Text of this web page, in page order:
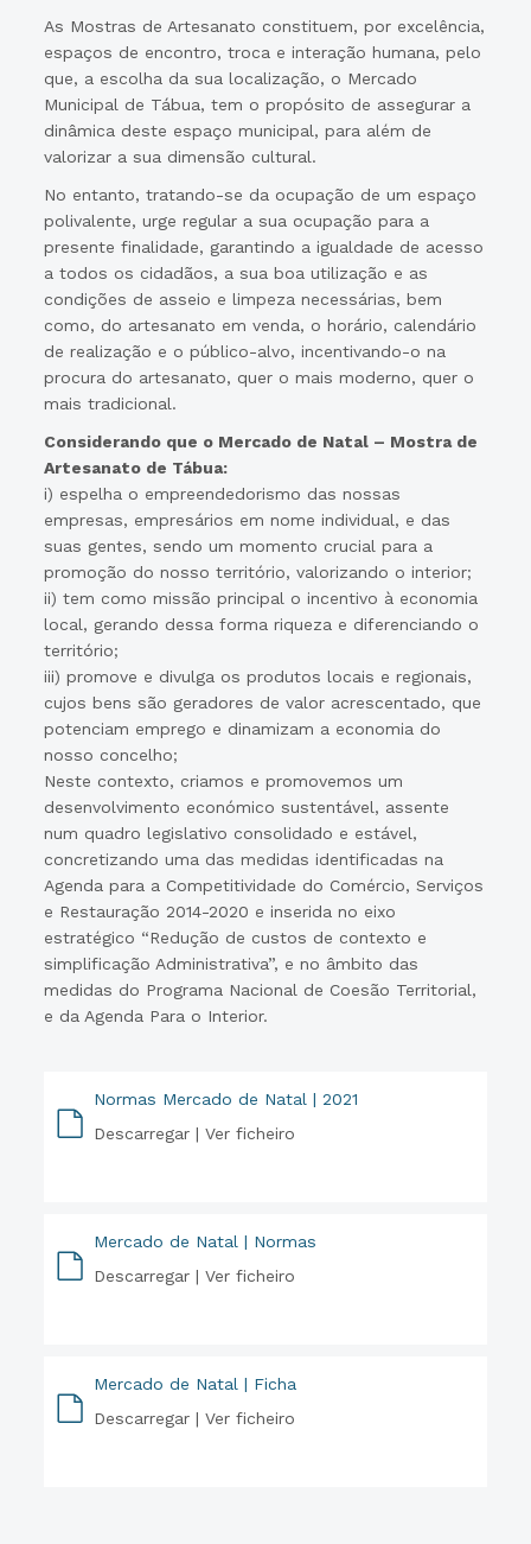
As Mostras de Artesanato constituem, por excelência,
espaços de encontro, troca e interação humana, pelo
que, a escolha da sua localização, o Mercado
Municipal de Tábua, tem o propósito de assegurar a
dinâmica deste espaço municipal, para além de
valorizar a sua dimensão cultural.
No entanto, tratando-se da ocupação de um espaço
polivalente, urge regular a sua ocupação para a
presente finalidade, garantindo a igualdade de acesso
a todos os cidadãos, a sua boa utilização e as
condições de asseio e limpeza necessárias, bem
como, do artesanato em venda, o horário, calendário
de realização e o público-alvo, incentivando-o na
procura do artesanato, quer o mais moderno, quer o
mais tradicional.
Considerando que o Mercado de Natal – Mostra de
Artesanato de Tábua:
i) espelha o empreendedorismo das nossas
empresas, empresários em nome individual, e das
suas gentes, sendo um momento crucial para a
promoção do nosso território, valorizando o interior;
ii) tem como missão principal o incentivo à economia
local, gerando dessa forma riqueza e diferenciando o
território;
iii) promove e divulga os produtos locais e regionais,
cujos bens são geradores de valor acrescentado, que
potenciam emprego e dinamizam a economia do
nosso concelho;
Neste contexto, criamos e promovemos um
desenvolvimento económico sustentável, assente
num quadro legislativo consolidado e estável,
concretizando uma das medidas identificadas na
Agenda para a Competitividade do Comércio, Serviços
e Restauração 2014-2020 e inserida no eixo
estratégico “Redução de custos de contexto e
simplificação Administrativa”, e no âmbito das
medidas do Programa Nacional de Coesão Territorial,
e da Agenda Para o Interior.
Normas Mercado de Natal | 2021
Descarregar |Ver ficheiro
Mercado de Natal | Normas
Descarregar |Ver ficheiro
Mercado de Natal | Ficha
Descarregar |Ver ficheiro